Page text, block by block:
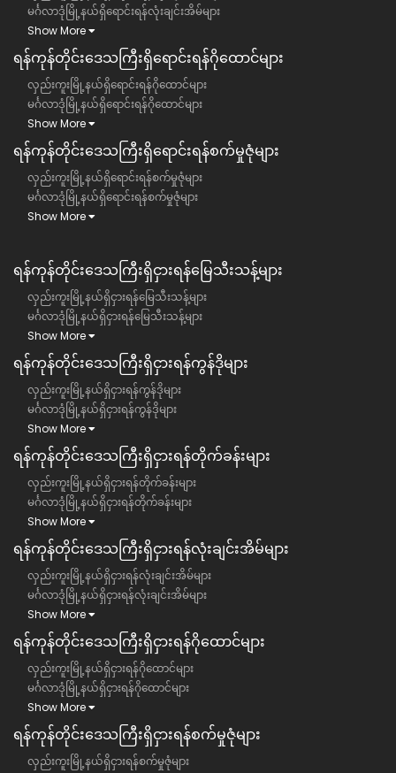
မင်္ဂလာဒုံမြို့နယ်ရှိရောင်းရန်လုံးချင်းအိမ်များ
Show More
ရန်ကုန်တိုင်းဒေသကြီး​ရှိရောင်းရန်ဂိုထောင်များ
လှည်းကူးမြို့နယ်ရှိရောင်းရန်ဂိုထောင်များ
မင်္ဂလာဒုံမြို့နယ်ရှိရောင်းရန်ဂိုထောင်များ
Show More
ရန်ကုန်တိုင်းဒေသကြီး​ရှိရောင်းရန်စက်မှုဇုံများ
လှည်းကူးမြို့နယ်ရှိရောင်းရန်စက်မှုဇုံများ
မင်္ဂလာဒုံမြို့နယ်ရှိရောင်းရန်စက်မှုဇုံများ
Show More
ရန်ကုန်တိုင်းဒေသကြီး​​ရှိငှားရန်မြေသီးသန့်များ
လှည်းကူးမြို့နယ်ရှိငှားရန်မြေသီးသန့်များ
မင်္ဂလာဒုံမြို့နယ်ရှိငှားရန်မြေသီးသန့်များ
Show More
ရန်ကုန်တိုင်းဒေသကြီး​​ရှိငှားရန်ကွန်ဒိုများ
လှည်းကူးမြို့နယ်ရှိငှားရန်ကွန်ဒိုများ
မင်္ဂလာဒုံမြို့နယ်ရှိငှားရန်ကွန်ဒိုများ
Show More
ရန်ကုန်တိုင်းဒေသကြီး​​ရှိငှားရန်တိုက်ခန်းများ
လှည်းကူးမြို့နယ်ရှိငှားရန်တိုက်ခန်းများ
မင်္ဂလာဒုံမြို့နယ်ရှိငှားရန်တိုက်ခန်းများ
Show More
ရန်ကုန်တိုင်းဒေသကြီး​​ရှိငှားရန်လုံးချင်းအိမ်များ
လှည်းကူးမြို့နယ်ရှိငှားရန်လုံးချင်းအိမ်များ
မင်္ဂလာဒုံမြို့နယ်ရှိငှားရန်လုံးချင်းအိမ်များ
Show More
ရန်ကုန်တိုင်းဒေသကြီး​​ရှိငှားရန်ဂိုထောင်များ
လှည်းကူးမြို့နယ်ရှိငှားရန်ဂိုထောင်များ
မင်္ဂလာဒုံမြို့နယ်ရှိငှားရန်ဂိုထောင်များ
Show More
ရန်ကုန်တိုင်းဒေသကြီး​​ရှိငှားရန်စက်မှုဇုံများ
လှည်းကူးမြို့နယ်ရှိငှားရန်စက်မှုဇုံများ